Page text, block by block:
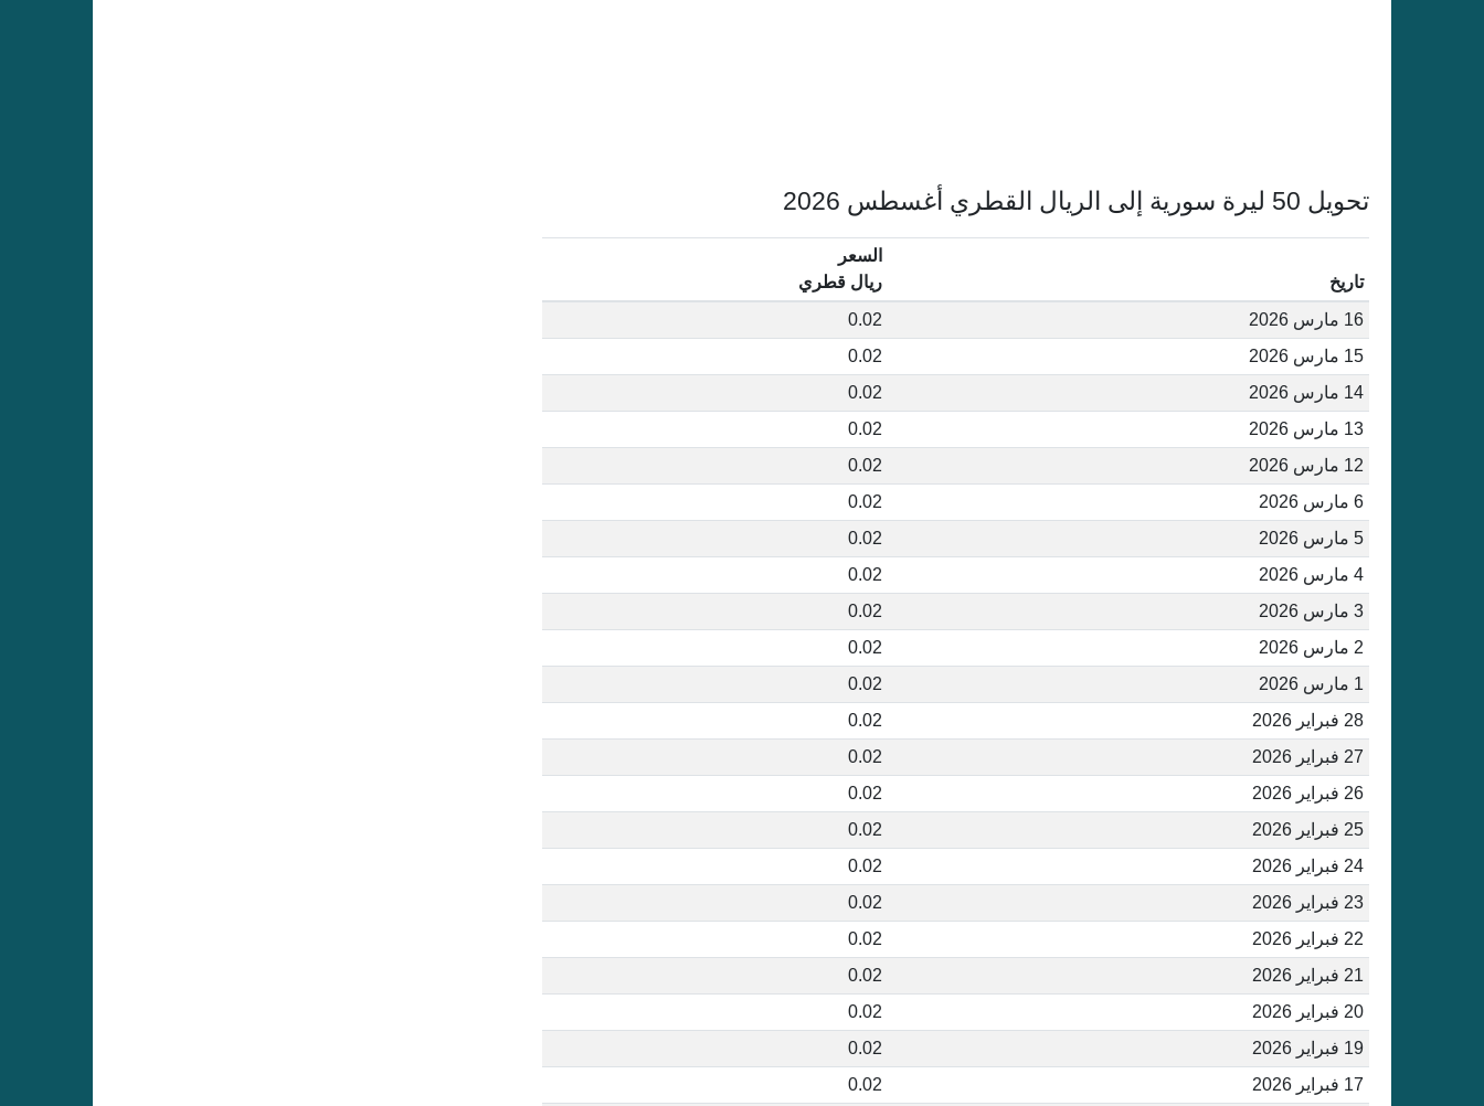
تحويل 50 ليرة سورية إلى الريال القطري أغسطس 2026
تاريخ
السعر
ريال قطري
16 مارس 2026
0.02
15 مارس 2026
0.02
14 مارس 2026
0.02
13 مارس 2026
0.02
12 مارس 2026
0.02
6 مارس 2026
0.02
5 مارس 2026
0.02
4 مارس 2026
0.02
3 مارس 2026
0.02
2 مارس 2026
0.02
1 مارس 2026
0.02
28 فبراير 2026
0.02
27 فبراير 2026
0.02
26 فبراير 2026
0.02
25 فبراير 2026
0.02
24 فبراير 2026
0.02
23 فبراير 2026
0.02
22 فبراير 2026
0.02
21 فبراير 2026
0.02
20 فبراير 2026
0.02
19 فبراير 2026
0.02
17 فبراير 2026
0.02